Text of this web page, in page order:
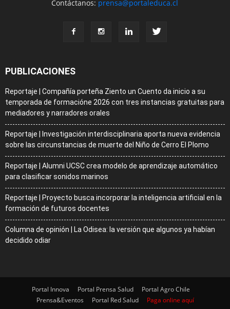
Contáctanos: prensa@portaleduca.cl
PUBLICACIONES
Reportaje | Compañía porteña Ziento un Cuento da inicio a su
temporada de formacióne 2026 con tres instancias gratuitas para
mediadores y narradores orales
Reportaje | Investigación interdisciplinaria aporta nueva evidencia
sobre las circunstancias de muerte del Niño de Cerro El Plomo
Reportaje | Alumni UCSC crea modelo de aprendizaje automático
para clasificar sonidos marinos
Reportaje | Proyecto busca incorporar la inteligencia artificial en la
formación de futuros docentes
Columna de opinión | La Odisea: la versión que algunos ya habían
decidido odiar
Portal Innova Portal Prensa Salud
Portal Agro Chile
Prensa&Eventos
Portal Red Salud Paga online aquí